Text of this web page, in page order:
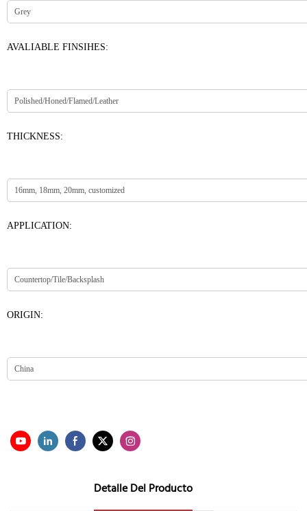
AVALIABLE FINSIHES:
THICKNESS:
APPLICATION:
ORIGIN:
Detalle Del Producto